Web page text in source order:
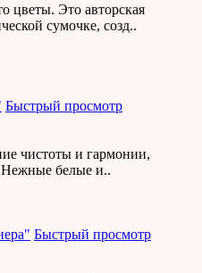
цветы. Это авторская
сумочке, созд..
Быстрый просмотр
чистоты и гармонии,
Нежные белые и..
Быстрый просмотр